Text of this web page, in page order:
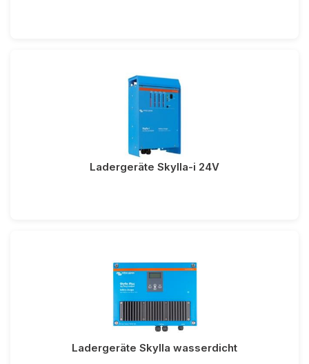
Ladergeräte Skylla-i 24V
Ladergeräte Skylla wasserdicht